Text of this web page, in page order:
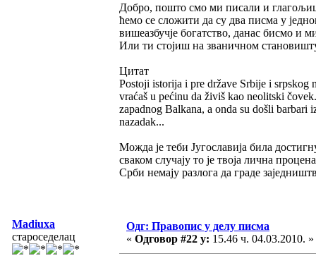
Добро, пошто смо ми писали и
ћемо се сложити да су два писма у
вишеазбучје богатство, данас бисмо и
Или ти стојиш на званичном
Цитат
Postoji istorija i pre države Srbije i srpskog
vraćaš u pećinu da živiš kao neolitski
zapadnog Balkana, a onda su došli barbari
nazadak...
Можда је теби Југославија била
сваком случају то је твоја лична
Срби немају разлога да граде
Madiuxa
староседелац
Одг: Правопис у делу писма
« Одговор #22 у: 15.46 ч. 04.03.2010. »